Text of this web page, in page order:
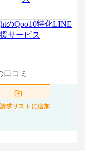
のQoo10特化LINE
サービス
口コミ
求リストに追加